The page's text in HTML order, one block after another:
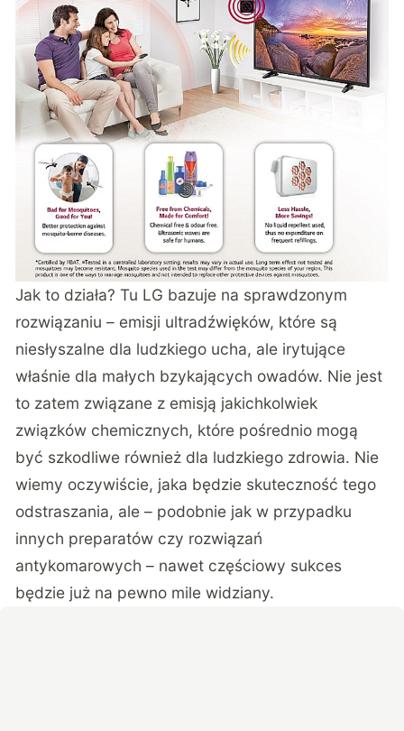
Jak to działa? Tu LG bazuje na sprawdzonym
rozwiązaniu – emisji ultradźwięków, które są
niesłyszalne dla ludzkiego ucha, ale irytujące
właśnie dla małych bzykających owadów. Nie jest
to zatem związane z emisją jakichkolwiek
związków chemicznych, które pośrednio mogą
być szkodliwe również dla ludzkiego zdrowia. Nie
wiemy oczywiście, jaka będzie skuteczność tego
odstraszania, ale – podobnie jak w przypadku
innych preparatów czy rozwiązań
antykomarowych – nawet częściowy sukces
będzie już na pewno mile widziany.